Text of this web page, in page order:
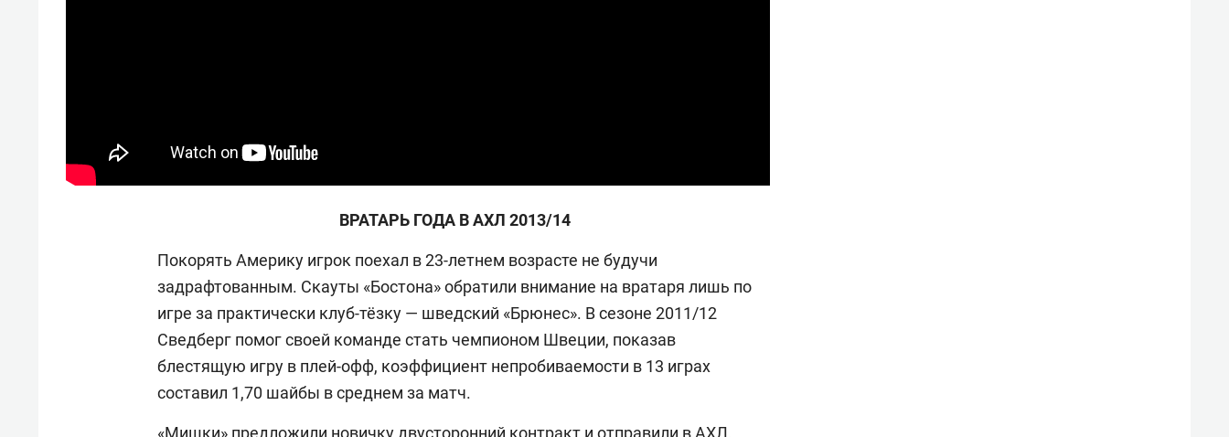
ВРАТАРЬ ГОДА В АХЛ 2013/14
Покорять Америку игрок поехал в 23-летнем возрасте не будучи
задрафтованным. Скауты «Бостона» обратили внимание на вратаря лишь по
игре за практически клуб-тёзку — шведский «Брюнес». В сезоне 2011/12
Сведберг помог своей команде стать чемпионом Швеции, показав
блестящую игру в плей-офф, коэффициент непробиваемости в 13 играх
составил 1,70 шайбы в среднем за матч.
«Мишки» предложили новичку двусторонний контракт и отправили в АХЛ.